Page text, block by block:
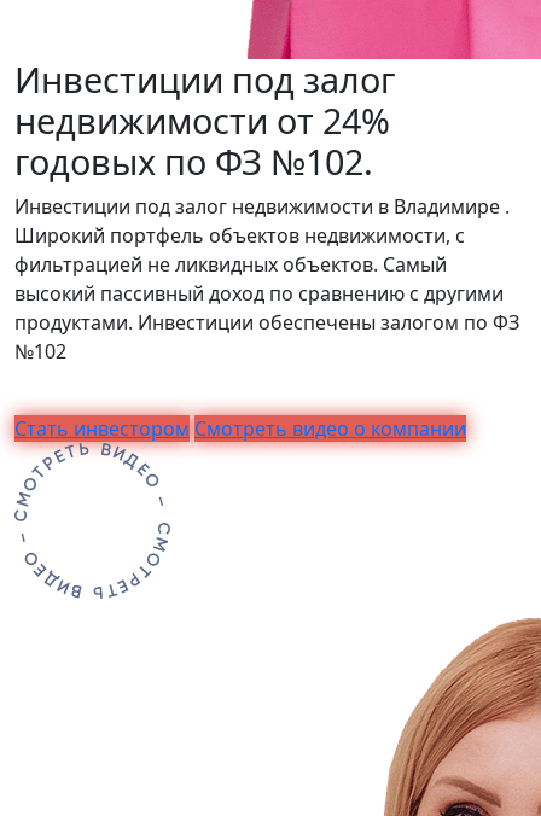
Инвестиции под залог
недвижимости от 24%
годовых по ФЗ №102.
Инвестиции под залог недвижимости в Владимире .
Широкий портфель объектов недвижимости, с
фильтрацией не ликвидных объектов. Самый
высокий пассивный доход по сравнению с другими
продуктами. Инвестиции обеспечены залогом по ФЗ
№102
Стать инвестором Смотреть видео о компании